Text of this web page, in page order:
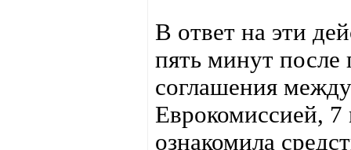
В ответ на эти
пять минут
соглашения
Еврокомиссией, 7
ознакомила